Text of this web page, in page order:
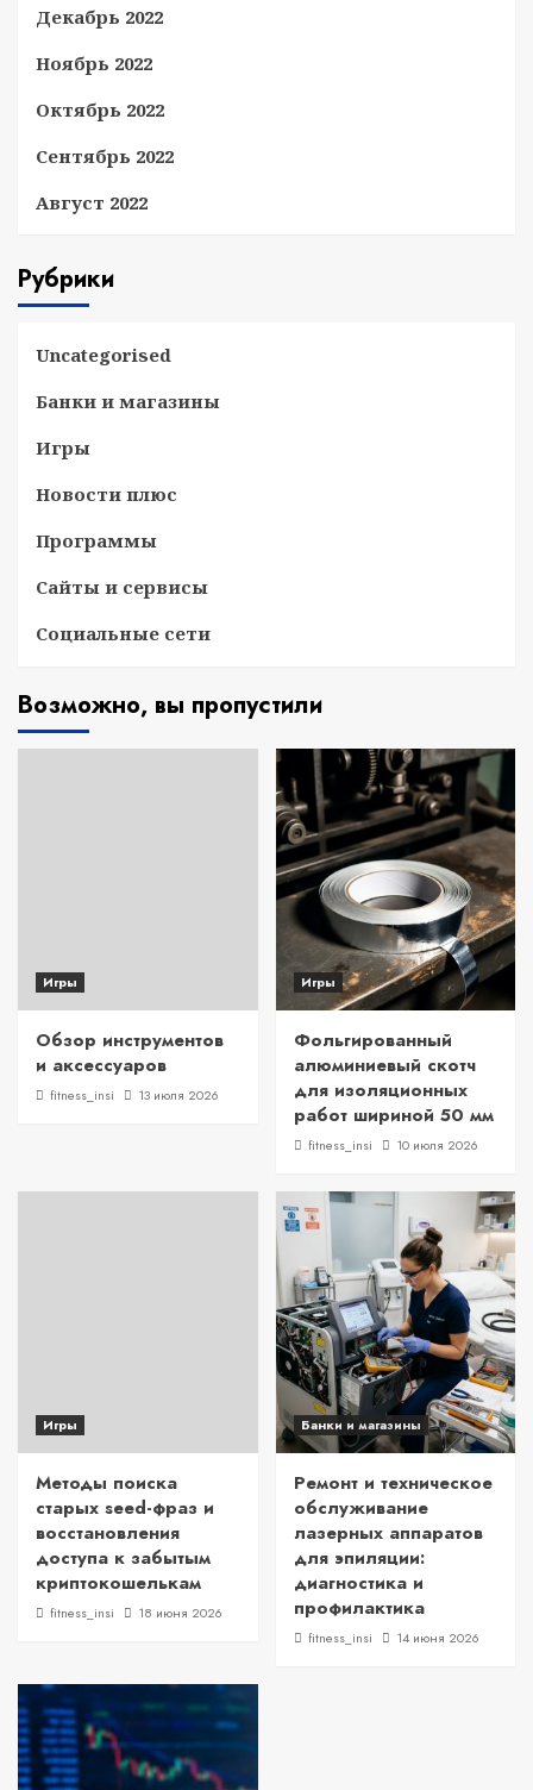
Декабрь 2022
Ноябрь 2022
Октябрь 2022
Сентябрь 2022
Август 2022
Рубрики
Uncategorised
Банки и магазины
Игры
Новости плюс
Программы
Сайты и сервисы
Социальные сети
Возможно, вы пропустили
Игры
Обзор инструментов
и аксессуаров
fitness_insi 13 июля 2026
Игры
Фольгированный
алюминиевый скотч
для изоляционных
работ шириной 50 мм
fitness_insi 10 июля 2026
Игры
Методы поиска
старых seed-фраз и
восстановления
доступа к забытым
криптокошелькам
fitness_insi 18 июня 2026
Банки и магазины
Ремонт и техническое
обслуживание
лазерных аппаратов
для эпиляции:
диагностика и
профилактика
fitness_insi 14 июня 2026